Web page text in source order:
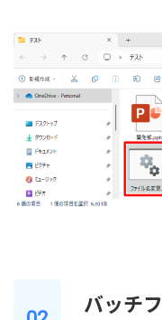
バッチ